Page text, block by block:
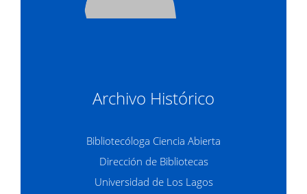
Archivo Histórico
Bibliotecóloga Ciencia Abierta
Dirección de Bibliotecas
Universidad de Los Lagos